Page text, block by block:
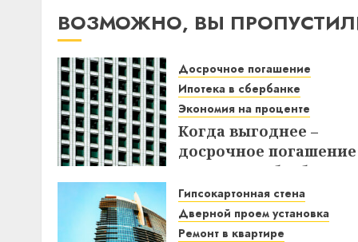
ВОЗМОЖНО, ВЫ
Досрочное погашение
Ипотека в сбербанке
Экономия на проценте
Когда выгоднее –
досрочное погашение
ипотеки в Сбербанке
до или после дня
списания? Узнайте все
нюансы!
Гипсокартонная стена
Дверной проем установка
Ремонт в квартире